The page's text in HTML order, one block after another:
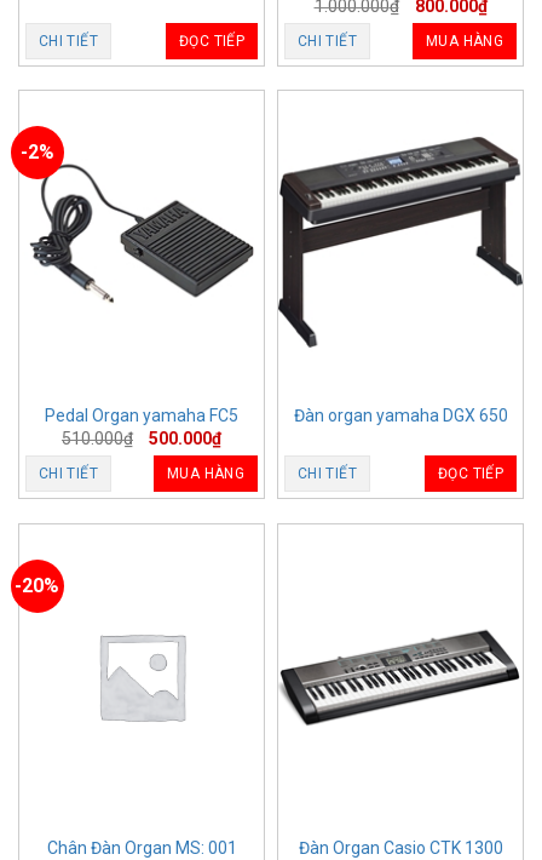
CHI TIẾT ĐỌC TIẾP
1.000.000₫ 800.000₫
CHI TIẾT MUA HÀNG
-2%
Pedal Organ yamaha FC5
510.000₫ 500.000₫
CHI TIẾT MUA HÀNG
Đàn organ yamaha DGX 650
CHI TIẾT ĐỌC TIẾP
-20%
Chân Đàn Organ MS: 001
Đàn Organ Casio CTK 1300